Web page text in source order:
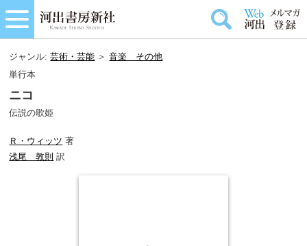
ジャンル:芸術・芸能 ＞音楽＿その他
単行本
ニコ
伝説の歌姫
Ｒ・ウィッツ 著
浅尾 敦則 訳